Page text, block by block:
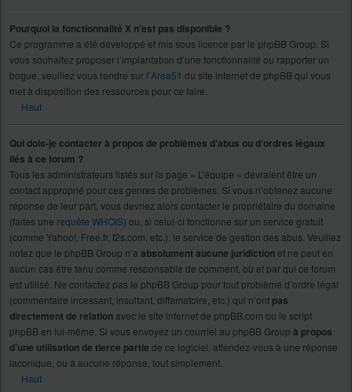
Pourquoi la fonctionnalité X n’est pas disponible ?
Ce programme a été développé et mis sous licence par le phpBB Group. Si
vous souhaitez proposer l’implantation d’une fonctionnalité ou rapporter un
bogue, veuillez vous rendre sur l’Area51 du site internet de phpBB qui vous
met à disposition des ressources pour ce faire.
Haut
Qui dois-je contacter à propos de problèmes d’abus ou d’ordres légaux
liés à ce forum ?
Tous les administrateurs listés sur la page « L’équipe » devraient être un
contact approprié pour ces genres de problèmes. Si vous n’obtenez aucune
réponse de leur part, vous devriez alors contacter le propriétaire du domaine
(faites une requête WHOIS) ou, si celui-ci fonctionne sur un service gratuit
(comme Yahoo!, Free.fr, f2s.com, etc.), le service de gestion des abus. Veuillez
notez que le phpBB Group n’a absolument aucune juridictionet ne peut en
aucun cas être tenu comme responsable de comment, où et par qui ce forum
est utilisé. Ne contactez pas le phpBB Group pour tout problème d’ordre légal
(commentaire incessant, insultant, diffamatoire, etc.) qui n’ont pas
directement de relation avec le site internet de phpBB.com ou le script
phpBB en lui-même. Si vous envoyez un courriel au phpBB Group à propos
d’une utilisation de tierce partie de ce logiciel, attendez-vous à une réponse
laconique, ou à aucune réponse, tout simplement.
Haut